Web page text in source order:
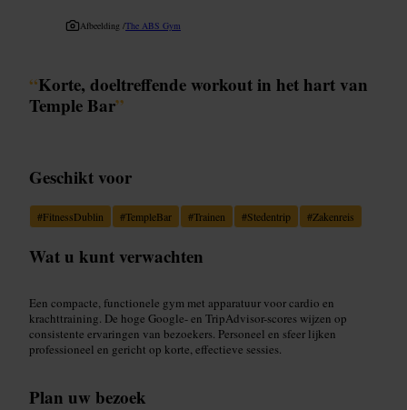
Afbeelding /The ABS Gym
“Korte, doeltreffende workout in het hart van
Temple Bar”
Geschikt voor
#FitnessDublin #TempleBar #Trainen #Stedentrip #Zakenreis
Wat u kunt verwachten
Een compacte, functionele gym met apparatuur voor cardio en
krachttraining. De hoge Google- en TripAdvisor-scores wijzen op
consistente ervaringen van bezoekers. Personeel en sfeer lijken
professioneel en gericht op korte, effectieve sessies.
Plan uw bezoek